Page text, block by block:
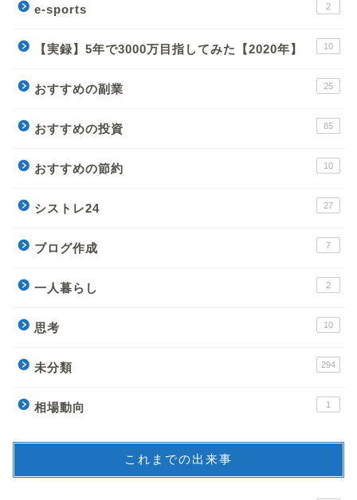
e-sports 2
【実録】5年で3000万目指してみた【2020年】 10
おすすめの副業 25
おすすめの投資 85
おすすめの節約 10
シストレ24 27
ブログ作成 7
一人暮らし 2
思考 10
未分類 294
相場動向 1
これまでの出来事